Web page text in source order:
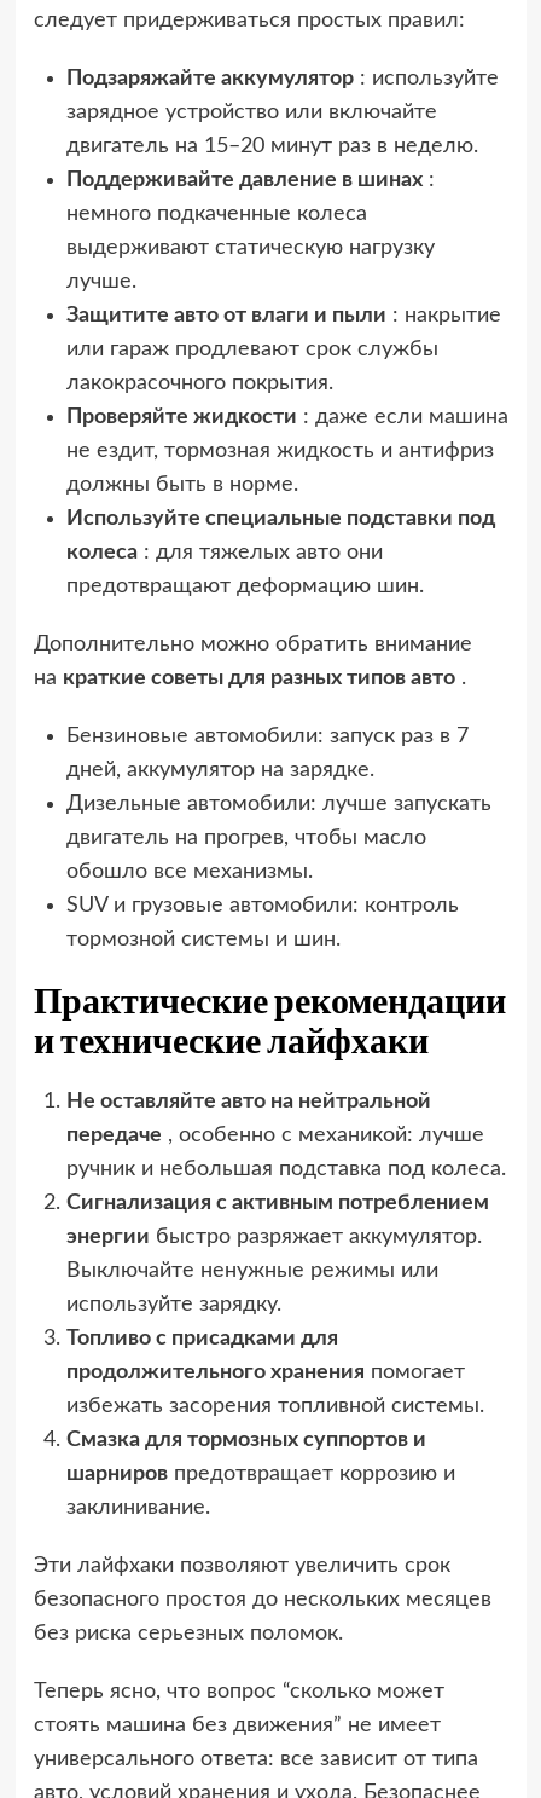
следует придерживаться простых правил:
Подзаряжайте аккумулятор: используйте
зарядное устройство или включайте
двигатель на 15–20 минут раз в неделю.
Поддерживайте давление в шинах:
немного подкаченные колеса
выдерживают статическую нагрузку
лучше.
Защитите авто от влаги и пыли : накрытие
или гараж продлевают срок службы
лакокрасочного покрытия.
Проверяйте жидкости : даже если машина
не ездит, тормозная жидкость и антифриз
должны быть в норме.
Используйте специальные подставки под
колеса: для тяжелых авто они
предотвращают деформацию шин.
Дополнительно можно обратить внимание
на краткие советы для разных типов авто.
Бензиновые автомобили: запуск раз в 7
дней, аккумулятор на зарядке.
Дизельные автомобили: лучше запускать
двигатель на прогрев, чтобы масло
обошло все механизмы.
SUV и грузовые автомобили: контроль
тормозной системы и шин.
Практические рекомендации
и технические лайфхаки
Не оставляйте авто на нейтральной
передаче , особенно с механикой: лучше
ручник и небольшая подставка под колеса.
Сигнализация с активным потреблением
энергии быстро разряжает аккумулятор.
Выключайте ненужные режимы или
используйте зарядку.
Топливо с присадками для
продолжительного хранения помогает
избежать засорения топливной системы.
Смазка для тормозных суппортов и
шарнировпредотвращает коррозию и
заклинивание.
Эти лайфхаки позволяют увеличить срок
безопасного простоя до нескольких месяцев
без риска серьезных поломок.
Теперь ясно, что вопрос “сколько может
стоять машина без движения” не имеет
универсального ответа: все зависит от типа